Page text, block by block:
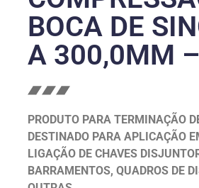
BOCA DE
A 300,0MM
PRODUTO PARA TERMINAÇÃO
DESTINADO PARA APLICAÇÃO
LIGAÇÃO DE CHAVES
BARRAMENTOS, QUADROS DE